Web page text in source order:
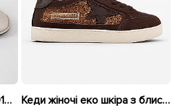
Балетки жіночі шкіра 595918 Бежеві Кеди жіночі еко шкіра з блискучими вставками 595982 Коричневі